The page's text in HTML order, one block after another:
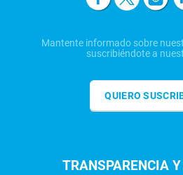
Mantente informado sobre
suscribiéndote a
QUIERO
TRANSPARENCIA